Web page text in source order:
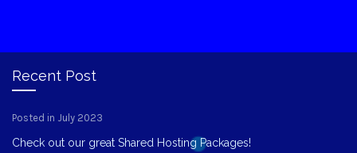
Recent Post
Posted in July 2023
Check out our great Shared Hosting Packages!